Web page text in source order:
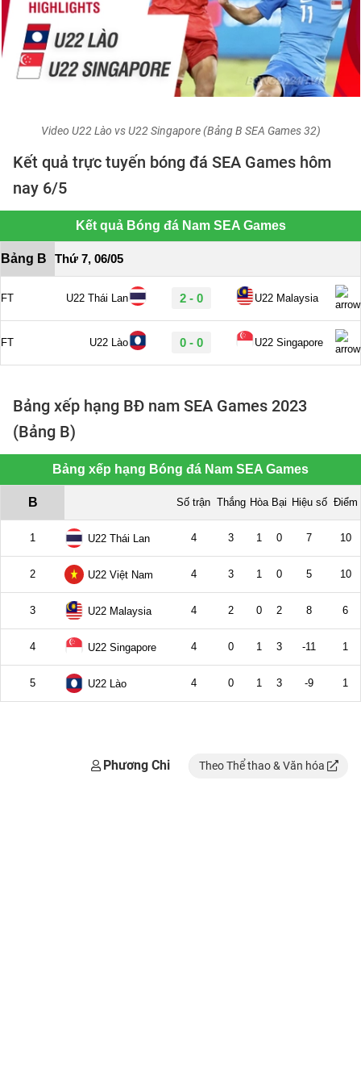
Video U22 Lào vs U22 Singapore (Bảng B SEA Games 32)
Kết quả trực tuyến bóng đá SEA Games hôm
nay 6/5
Bảng xếp hạng BĐ nam SEA Games 2023
(Bảng B)
Phương Chi Theo Thể thao & Văn hóa